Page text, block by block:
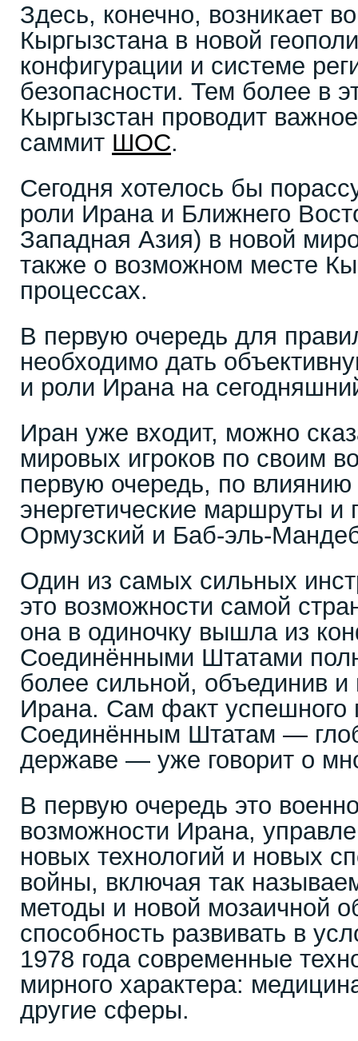
Здесь, конечно, возникает
Кыргызстана в новой
конфигурации и системе
безопасности. Тем более в
Кыргызстан проводит
саммит ШОС.
Сегодня хотелось бы
роли Ирана и Ближнего
Западная Азия) в новой
также о возможном месте
процессах.
В первую очередь для
необходимо дать
и роли Ирана на
Иран уже входит, можно
мировых игроков по своим
первую очередь, по
энергетические маршруты и
Ормузский и Баб-эль-
Один из самых сильных
это возможности самой
она в одиночку вышла из
Соединёнными Штатами
более сильной, объединив
Ирана. Сам факт успешного
Соединённым Штатам —
державе — уже говорит о
В первую очередь это
возможности Ирана,
новых технологий и новых
войны, включая так
методы и новой мозаичной
способность развивать в
1978 года современные
мирного характера:
другие сферы.